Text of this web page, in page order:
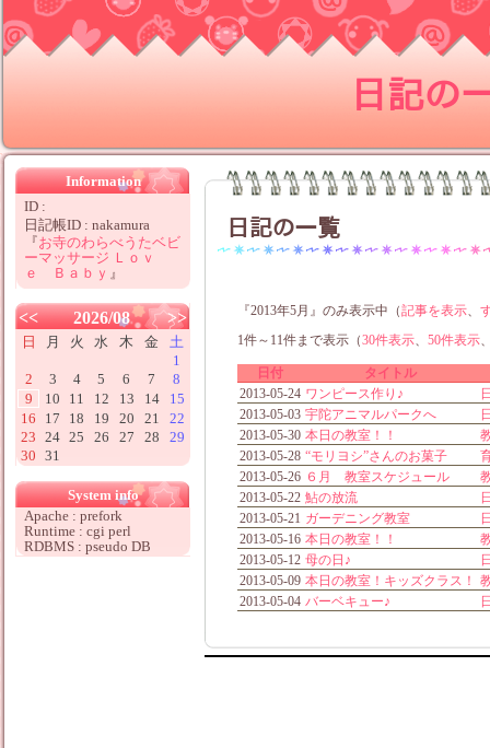
日記の
日記の一覧
『2013年5月』のみ表示中（記事を表示 、
1件～11件まで表示（30件表示、50件表示
日付
タイトル
2013-05-24 ワンピース作り♪
2013-05-03 宇陀アニマルパークへ
2013-05-30 本日の教室！！
2013-05-28 “モリヨシ”さんのお菓子
2013-05-26 ６月 教室スケジュール
2013-05-22 鮎の放流
2013-05-21 ガーデニング教室
2013-05-16 本日の教室！！
2013-05-12 母の日♪
2013-05-09 本日の教室！キッズクラス！
2013-05-04 バーベキュー♪
Information
ID :
日記帳ID : nakamura
『お寺のわらべうたベビ
ーマッサージ Ｌｏｖ
ｅ Ｂａｂｙ 』
<< 2026/08 >>
日 月 火 水 木 金
土
1
2
3 4 5 6 7
8
9
10 11 12 13 14
15
16
17 18 19 20 21
22
23 24 25 26 27 28
29
30 31
System info
Apache : prefork
Runtime : cgi perl
RDBMS : pseudo DB